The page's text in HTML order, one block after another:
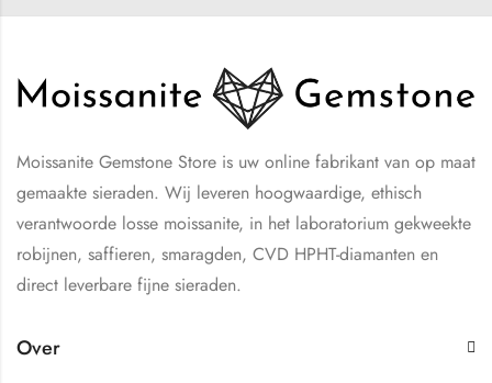
Moissanite Gemstone Store is uw online fabrikant van op maat
gemaakte sieraden. Wij leveren hoogwaardige, ethisch
verantwoorde losse moissanite, in het laboratorium gekweekte
robijnen, saffieren, smaragden, CVD HPHT-diamanten en
direct leverbare fijne sieraden.
Over